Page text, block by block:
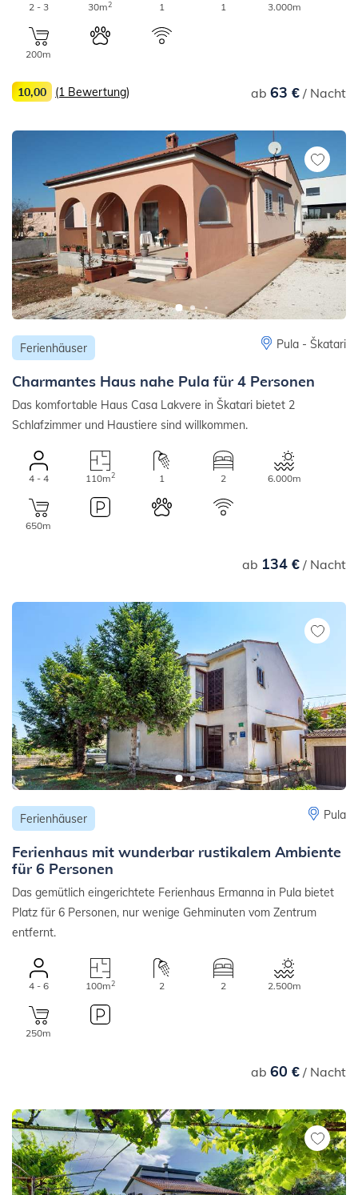
2 - 3 30m2 1 1 3.000m
200m
ab 63 €/ Nacht
10,00 (1 Bewertung)
Ferienhäuser Pula - Škatari
Charmantes Haus nahe Pula für 4 Personen
Das komfortable Haus Casa Lakvere in Škatari bietet 2
Schlafzimmer und Haustiere sind willkommen.
4 - 4 110m2 1 2 6.000m
650m
ab 134 €/ Nacht
Ferienhäuser Pula
Ferienhaus mit wunderbar rustikalem Ambiente
für 6 Personen
Das gemütlich eingerichtete Ferienhaus Ermanna in Pula bietet
Platz für 6 Personen, nur wenige Gehminuten vom Zentrum
entfernt.
4 - 6 100m2 2 2 2.500m
250m
ab 60 €/ Nacht